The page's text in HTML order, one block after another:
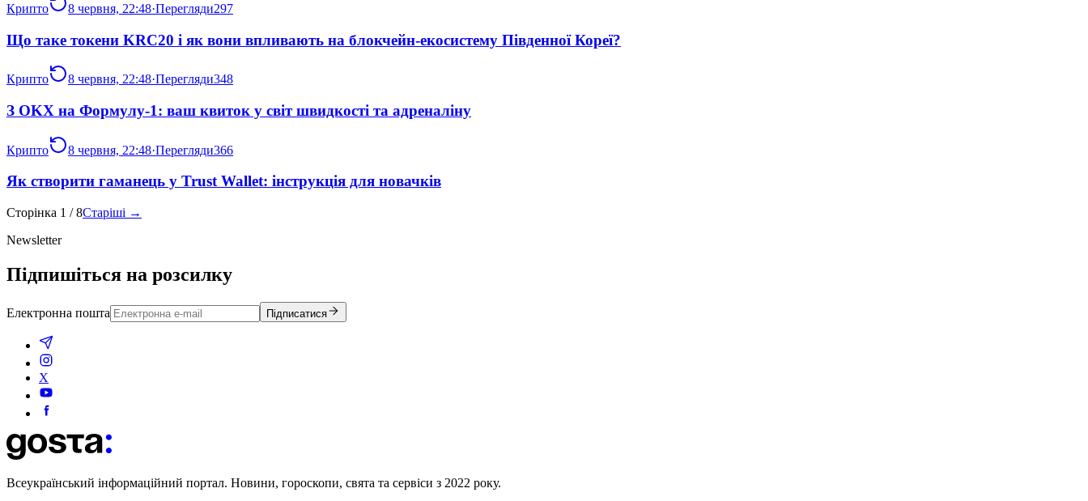
Крипто 8 червня, 22:48·Перегляди297
Що таке токени KRC20 і як вони впливають на блокчейн-екосистему Південної Кореї?
Крипто 8 червня, 22:48·Перегляди348
З OKX на Формулу-1: ваш квиток у світ швидкості та адреналіну
Крипто 8 червня, 22:48·Перегляди366
Як створити гаманець у Trust Wallet: інструкція для новачків
Сторінка 1 /8Старіші →
Newsletter
Підпишіться на розсилку
Електронна пошта Підписатися
X
Всеукраїнський інформаційний портал. Новини, гороскопи, свята та сервіси з 2022 року.